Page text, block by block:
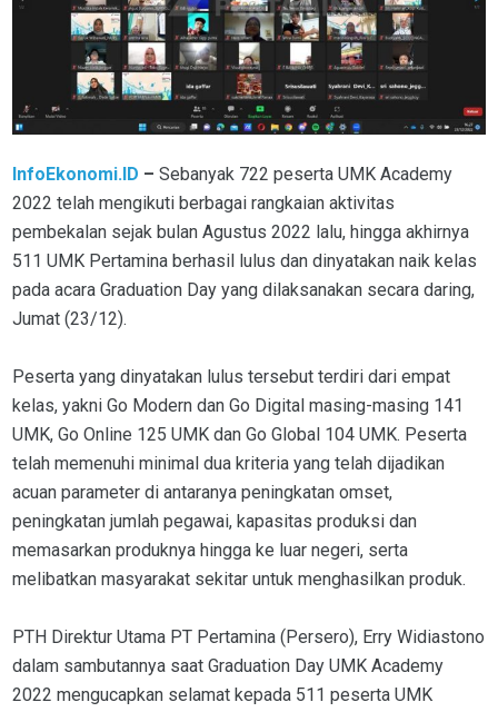
InfoEkonomi.ID – Sebanyak 722 peserta UMK Academy
2022 telah mengikuti berbagai rangkaian aktivitas
pembekalan sejak bulan Agustus 2022 lalu, hingga akhirnya
511 UMK Pertamina berhasil lulus dan dinyatakan naik kelas
pada acara Graduation Day yang dilaksanakan secara daring,
Jumat (23/12).
Peserta yang dinyatakan lulus tersebut terdiri dari empat
kelas, yakni Go Modern dan Go Digital masing-masing 141
UMK, Go Online 125 UMK dan Go Global 104 UMK. Peserta
telah memenuhi minimal dua kriteria yang telah dijadikan
acuan parameter di antaranya peningkatan omset,
peningkatan jumlah pegawai, kapasitas produksi dan
memasarkan produknya hingga ke luar negeri, serta
melibatkan masyarakat sekitar untuk menghasilkan produk.
PTH Direktur Utama PT Pertamina (Persero), Erry Widiastono
dalam sambutannya saat Graduation Day UMK Academy
2022 mengucapkan selamat kepada 511 peserta UMK